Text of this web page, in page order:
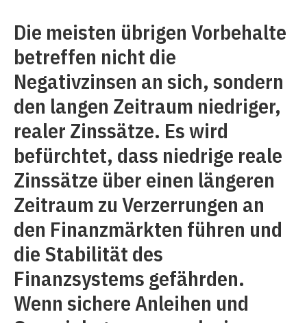
Die meisten übrigen Vorbehalte
betreffen nicht die
Negativzinsen an sich, sondern
den langen Zeitraum niedriger,
realer Zinssätze. Es wird
befürchtet, dass niedrige reale
Zinssätze über einen längeren
Zeitraum zu Verzerrungen an
den Finanzmärkten führen und
die Stabilität des
Finanzsystems gefährden.
Wenn sichere Anleihen und